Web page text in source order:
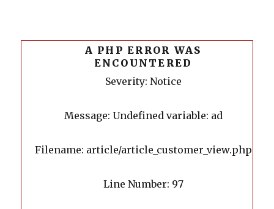
A PHP ERROR WAS
ENCOUNTERED
Severity: Notice
Message: Undefined variable: ad
Filename: article/article_customer_view.php
Line Number: 97